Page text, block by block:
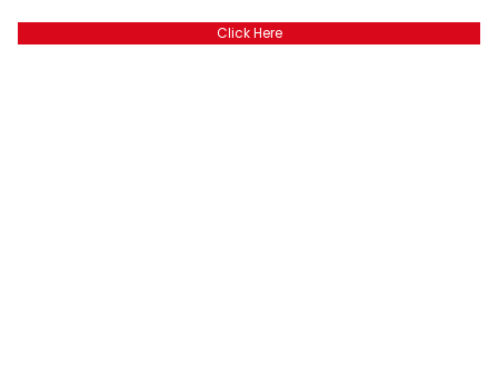
Click Here